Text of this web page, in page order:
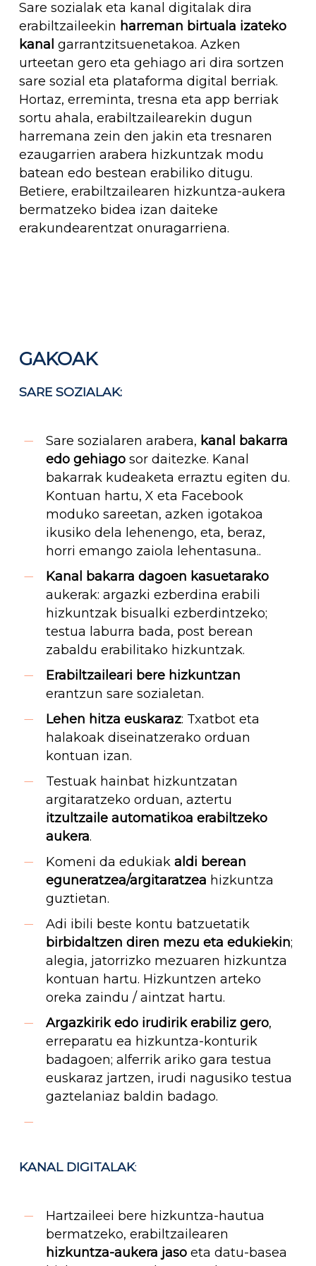
Sare sozialak eta kanal digitalak dira
erabiltzaileekin harreman birtuala izateko
kanal garrantzitsuenetakoa. Azken
urteetan gero eta gehiago ari dira sortzen
sare sozial eta plataforma digital berriak.
Hortaz, erreminta, tresna eta app berriak
sortu ahala, erabiltzailearekin dugun
harremana zein den jakin eta tresnaren
ezaugarrien arabera hizkuntzak modu
batean edo bestean erabiliko ditugu.
Betiere, erabiltzailearen hizkuntza-aukera
bermatzeko bidea izan daiteke
erakundearentzat onuragarriena.
GAKOAK
SARE SOZIALAK:
Sare sozialaren arabera, kanal bakarra
edo gehiago sor daitezke. Kanal
bakarrak kudeaketa erraztu egiten du.
Kontuan hartu, X eta Facebook
moduko sareetan, azken igotakoa
ikusiko dela lehenengo, eta, beraz,
horri emango zaiola lehentasuna..
Kanal bakarra dagoen kasuetarako
aukerak: argazki ezberdina erabili
hizkuntzak bisualki ezberdintzeko;
testua laburra bada, post berean
zabaldu erabilitako hizkuntzak.
Erabiltzaileari bere hizkuntzan
erantzun sare sozialetan.
Lehen hitza euskaraz: Txatbot eta
halakoak diseinatzerako orduan
kontuan izan.
Testuak hainbat hizkuntzatan
argitaratzeko orduan, aztertu
itzultzaile automatikoa erabiltzeko
aukera.
Komeni da edukiakaldi berean
eguneratzea/argitaratzea hizkuntza
guztietan.
Adi ibili beste kontu batzuetatik
birbidaltzen diren mezu eta edukiekin;
alegia, jatorrizko mezuaren hizkuntza
kontuan hartu. Hizkuntzen arteko
oreka zaindu / aintzat hartu.
Argazkirik edo irudirik erabiliz gero,
erreparatu ea hizkuntza-konturik
badagoen; alferrik ariko gara testua
euskaraz jartzen, irudi nagusiko testua
gaztelaniaz baldin badago.
KANAL DIGITALAK:
Hartzaileei bere hizkuntza-hautua
bermatzeko, erabiltzailearen
hizkuntza-aukera jaso eta datu-basea